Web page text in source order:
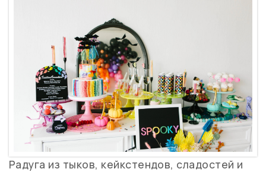
Радуга из тыков, кейкстендов, сладостей и